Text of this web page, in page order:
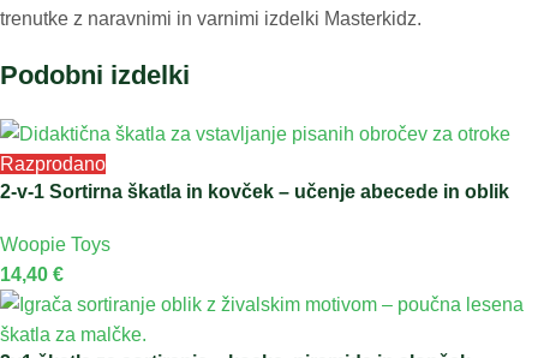
trenutke z naravnimi in varnimi izdelki Masterkidz.
Podobni izdelki
Razprodano
2-v-1 Sortirna škatla in kovček – učenje abecede in oblik
Woopie Toys
14,40 €